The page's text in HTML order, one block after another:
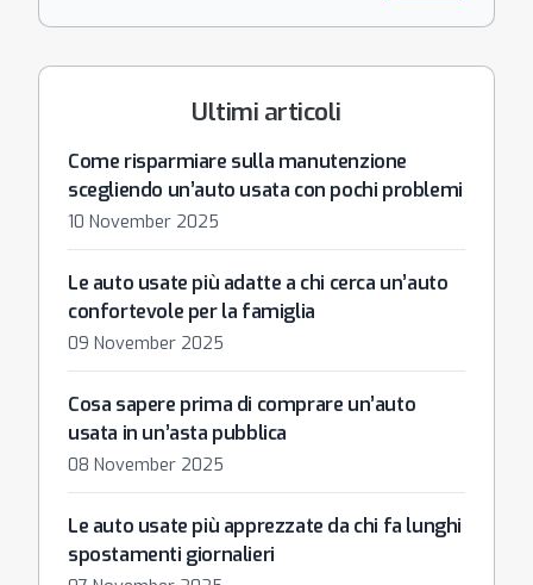
Ultimi articoli
Come risparmiare sulla manutenzione
scegliendo un’auto usata con pochi problemi
10 November 2025
Le auto usate più adatte a chi cerca un’auto
confortevole per la famiglia
09 November 2025
Cosa sapere prima di comprare un’auto
usata in un’asta pubblica
08 November 2025
Le auto usate più apprezzate da chi fa lunghi
spostamenti giornalieri